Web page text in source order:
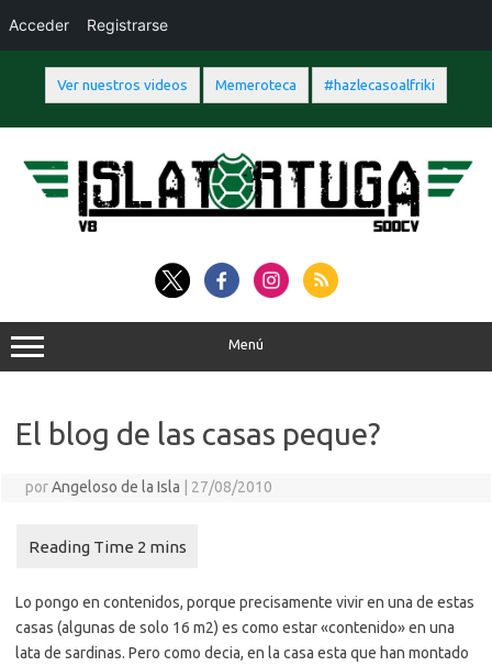
Ver nuestros videos Memeroteca #hazlecasoalfriki
contenido
Menú
El blog de las casas peque?
porAngeloso de la Isla 27/08/2010
Lo pongo en contenidos, porque precisamente vivir en una de estas
casas (algunas de solo 16 m2) es como estar «contenido» en una
lata de sardinas. Pero como decia, en la casa esta que han montado
Acceder Registrarse